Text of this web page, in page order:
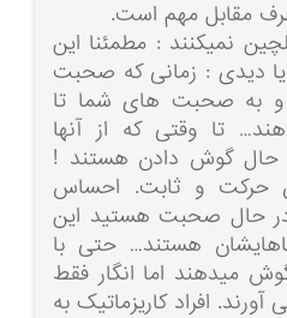
مقابل مهم است.
نمیکنند : مطمئنا این
یا دیدی : زمانی که صحبت
و به صحبت های شما تا
تا وقتی که از آنها
حال گوش دادن هستند !
حرکت و ثابت. احساس
در حال صحبت هستید این
هستند… حتی با
میدهند اما انگار فقط
افراد کاریزماتیک به